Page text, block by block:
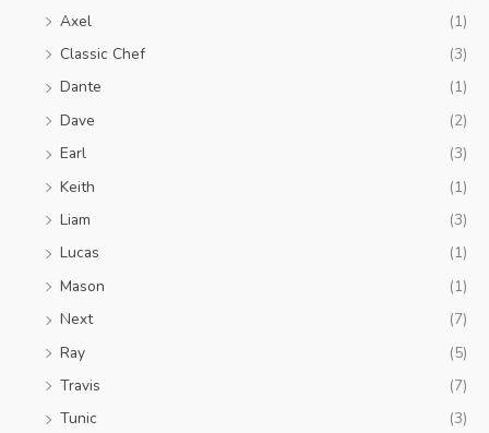
Axel
(1)
Classic Chef
(3)
Dante
(1)
Dave
(2)
Earl
(3)
Keith
(1)
Liam
(3)
Lucas
(1)
Mason
(1)
Next
(7)
Ray
(5)
Travis
(7)
Tunic
(3)